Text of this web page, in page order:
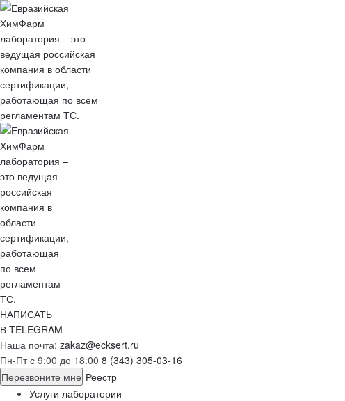
НАПИСАТЬ
В TELEGRAM
Наша почта: zakaz@ecksert.ru
Пн-Пт с 9:00 до 18:00 8 (343) 305-03-16
Перезвоните мне Реестр
Услуги лаборатории